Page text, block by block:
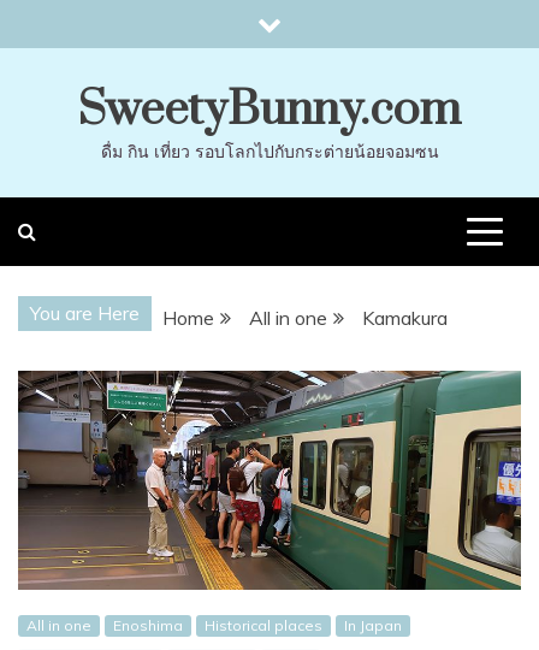
to
SweetyBunny.com
ดื่ม กิน เที่ยว รอบโลกไปกับกระต่ายน้อยจอมซน
You are Here Home All in one Kamakura
All in one Enoshima Historical places
In Japan